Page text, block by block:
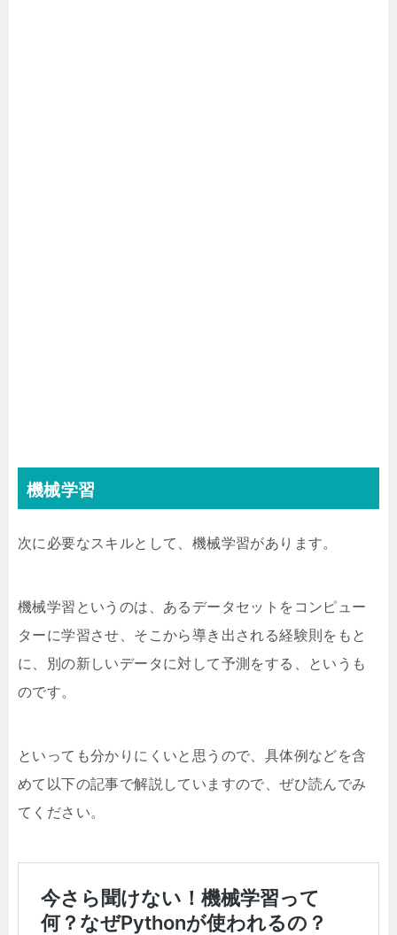
機械学習
次に必要なスキルとして、機械学習があります。
機械学習というのは、あるデータセットをコンピュー
ターに学習させ、そこから導き出される経験則をもと
に、別の新しいデータに対して予測をする、というも
のです。
といっても分かりにくいと思うので、具体例などを含
めて以下の記事で解説していますので、ぜひ読んでみ
てください。